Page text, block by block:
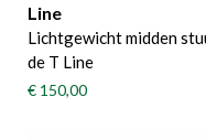
Line
Lichtgewicht midden
de T Line
€ 150,00